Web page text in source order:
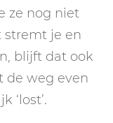
ze nog niet
stremt je en
blijft dat ook
de weg even
‘lost’.